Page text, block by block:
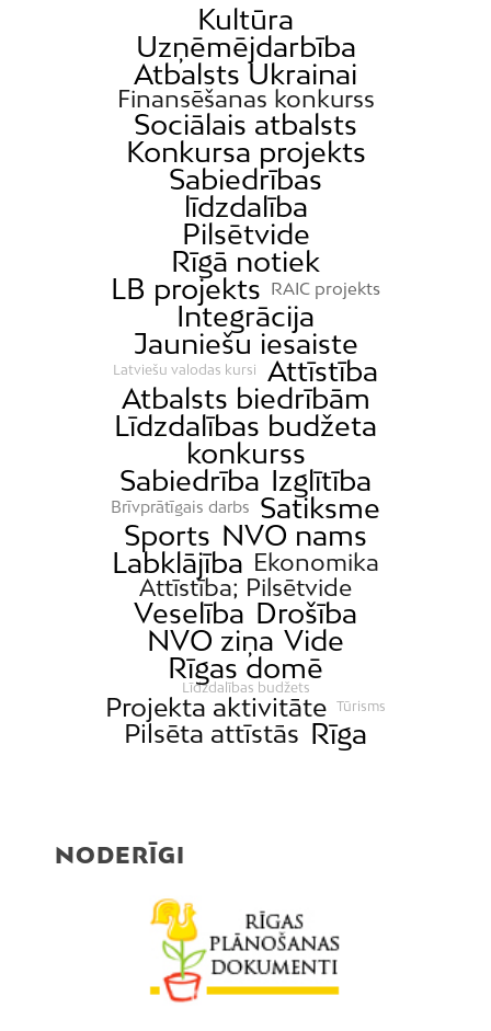
Kultūra
Uzņēmējdarbība
Atbalsts Ukrainai
Finansēšanas konkurss
Sociālais atbalsts
Konkursa projekts
Sabiedrības
līdzdalība
Pilsētvide
Rīgā notiek
LB projekts
RAIC projekts
Integrācija
Jauniešu iesaiste
Latviešu valodas kursi
Attīstība
Atbalsts biedrībām
Līdzdalības budžeta
konkurss
Sabiedrība Izglītība
Brīvprātīgais darbs
Satiksme
Sports NVO nams
Labklājība Ekonomika
Attīstība; Pilsētvide
Veselība Drošība
NVO ziņa Vide
Rīgas domē
Līdzdalības budžets
Projekta aktivitāte Tūrisms
Pilsēta attīstās Rīga
NODERĪGI